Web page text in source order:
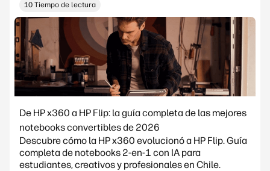
10 Tiempo de lectura
De HP x360 a HP Flip: la guía completa de las mejores
notebooks convertibles de 2026
Descubre cómo la HP x360 evolucionó a HP Flip. Guía
completa de notebooks 2-en-1 con IA para
estudiantes, creativos y profesionales en Chile.